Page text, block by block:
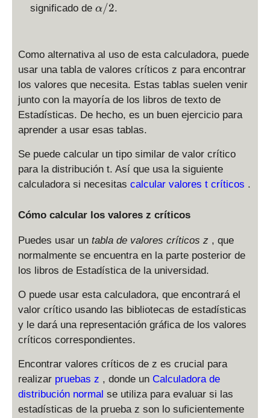
significado de \
h
a
/
2
α/2.
Como alternativa al uso de esta calculadora, puede
usar una tabla de valores críticos z para encontrar
los valores que necesita. Estas tablas suelen venir
junto con la mayoría de los libros de texto de
Estadísticas. De hecho, es un buen ejercicio para
aprender a usar esas tablas.
Se puede calcular un tipo similar de valor crítico
para la distribución t. Así que usa la siguiente
calculadora si necesitas calcular valores t críticos .
Cómo calcular los valores z críticos
Puedes usar un tabla de valores críticos z , que
normalmente se encuentra en la parte posterior de
los libros de Estadística de la universidad.
O puede usar esta calculadora, que encontrará el
valor crítico usando las bibliotecas de estadísticas
y le dará una representación gráfica de los valores
críticos correspondientes.
Encontrar valores críticos de z es crucial para
realizar pruebas z , donde un Calculadora de
distribución normal se utiliza para evaluar si las
estadísticas de la prueba z son lo suficientemente